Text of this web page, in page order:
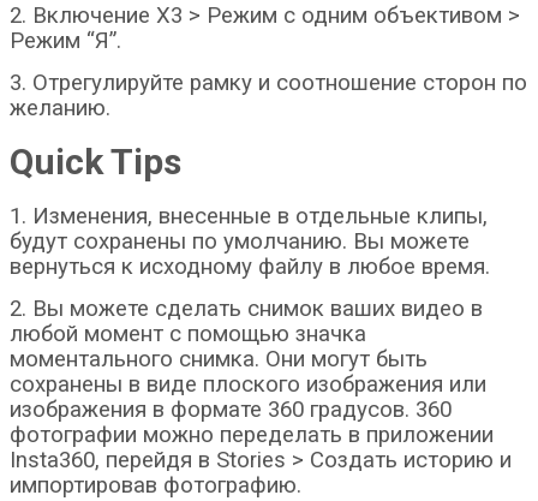
2. Включение X3 > Режим с одним объективом >
Режим “Я”.
3. Отрегулируйте рамку и соотношение сторон по
желанию.
Quick Tips
1. Изменения, внесенные в отдельные клипы,
будут сохранены по умолчанию. Вы можете
вернуться к исходному файлу в любое время.
2. Вы можете сделать снимок ваших видео в
любой момент с помощью значка
моментального снимка. Они могут быть
сохранены в виде плоского изображения или
изображения в формате 360 градусов. 360
фотографии можно переделать в приложении
Insta360, перейдя в Stories > Создать историю и
импортировав фотографию.